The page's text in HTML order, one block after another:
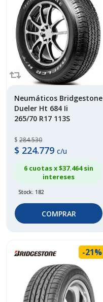
Neumáticos Bridgestone
Dueler Ht 684 Ii
265/70 R17 113S
$ 284.530
$ 224.779 c/u
6 cuotas x $37.464sin
intereses
Stock: 182
COMPRAR
-21%